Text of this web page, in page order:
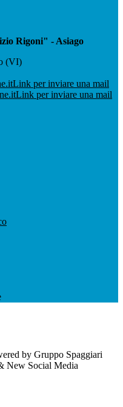
Rigoni" - Asiago
(VI)
Link per inviare una mail
Link per inviare una mail
by Gruppo Spaggiari
New Social Media